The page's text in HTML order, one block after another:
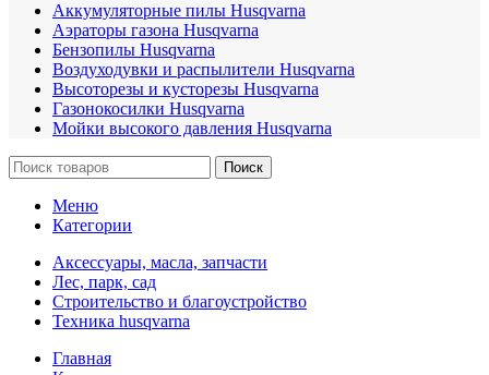
Аккумуляторные пилы Husqvarna
Аэраторы газона Husqvarna
Бензопилы Husqvarna
Воздуходувки и распылители Husqvarna
Высоторезы и кусторезы Husqvarna
Газонокосилки Husqvarna
Мойки высокого давления Husqvarna
Поиск
Меню
Категории
Аксессуары, масла, запчасти
Лес, парк, сад
Строительство и благоустройство
Техника husqvarna
Главная